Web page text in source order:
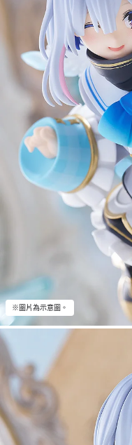
※圖片為示意圖。